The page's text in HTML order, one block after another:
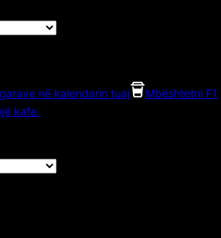
në kalendarin tuaj
Mbështetni F1
kafe.